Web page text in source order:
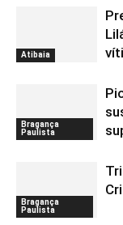
Atibaia
Bragança
Paulista
Bragança
Paulista